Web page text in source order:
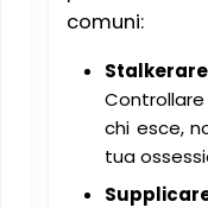
comuni:
chi esce,
tua